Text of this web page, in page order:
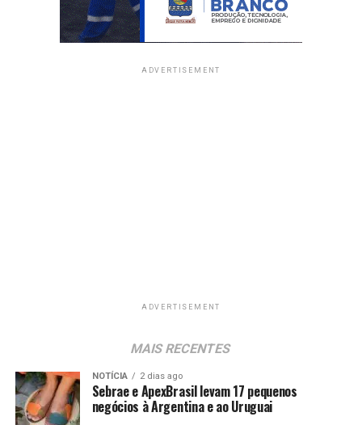
ADVERTISEMENT
ADVERTISEMENT
MAIS RECENTES
NOTÍCIA 2 dias ago
Sebrae e ApexBrasil levam 17 pequenos
negócios à Argentina e ao Uruguai